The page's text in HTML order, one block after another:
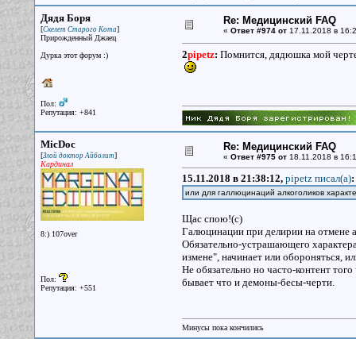
Дядя Боря
[Скелет Старого Кота]
Прирожденный Джаец
Дурка этот форум :)
Пол:
Репутация: +841
Re: Медицинский FAQ
« Ответ #974 от17.11.2018 в
2pipetz: Помнится, дядюшка мой
MicDoc
[Злой доктор Айболит]
Кардинал
8:) 107over
Пол:
Репутация: +551
Re: Медицинский FAQ
« Ответ #975 от18.11.2018 в
15.11.2018 в 21:38:12, pipetz писал(a):
или для галлюцинаций алкоголиков
Щас спою!(с)
Галюцинации при делирии на отмене
Обязательно-устрашающего
измене", начинает или обороняться,
Не обязательно но часто-контент
бывает что и демоны-бесы-черти.
Минусы пока кончились